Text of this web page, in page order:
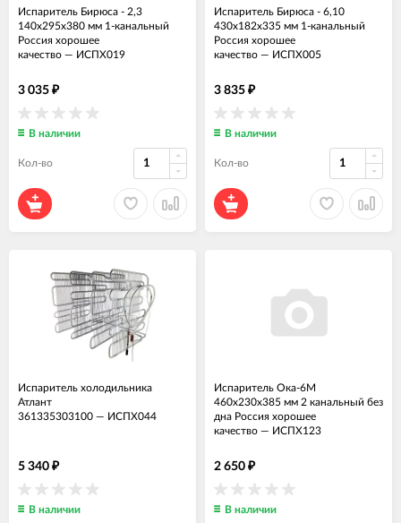
Испаритель Бирюса - 2,3
140x295x380 мм 1-канальный
Россия хорошее
качество — ИСПХ019
3 035 ₽
В наличии
Кол-во
Испаритель Бирюса - 6,10
430x182x335 мм 1-канальный
Россия хорошее
качество — ИСПХ005
3 835 ₽
В наличии
Кол-во
Испаритель холодильника
Атлант
361335303100 — ИСПХ044
5 340 ₽
В наличии
Испаритель Ока-6М
460x230x385 мм 2 канальный без
дна Россия хорошее
качество — ИСПХ123
2 650 ₽
В наличии